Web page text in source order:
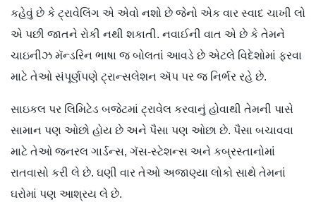
કહેવું છે કે ટ્રાવેલિંગ એ એવો નશો છે જેનો એક વાર સ્વાદ ચાખી લો
એ પછી જાતને રોકી નથી શકાતી. નવાઈની વાત એ છે કે તેમને
ચાઇનીઝ મૅન્ડરિન ભાષા જ બોલતાં આવડે છે એટલે વિદેશોમાં ફરવા
માટે તેઓ સંપૂર્ણપણે ટ્રાન્સલેશન ઍપ પર જ નિર્ભર રહે છે.
સાઇકલ પર લિમિટેડ બજેટમાં ટ્રાવેલ કરવાનું હોવાથી તેમની પાસે
સામાન પણ ઓછો હોય છે અને પૈસા પણ ઓછા છે. પૈસા બચાવવા
માટે તેઓ જનરલ ગાર્ડન્સ, ગૅસ-સ્ટેશન્સ અને કબ્રસ્તાનોમાં
રાતવાસો કરી લે છે. ઘણી વાર તેઓ અજાણ્યા લોકો સાથે તેમનાં
ઘરોમાં પણ આશ્રય લે છે.